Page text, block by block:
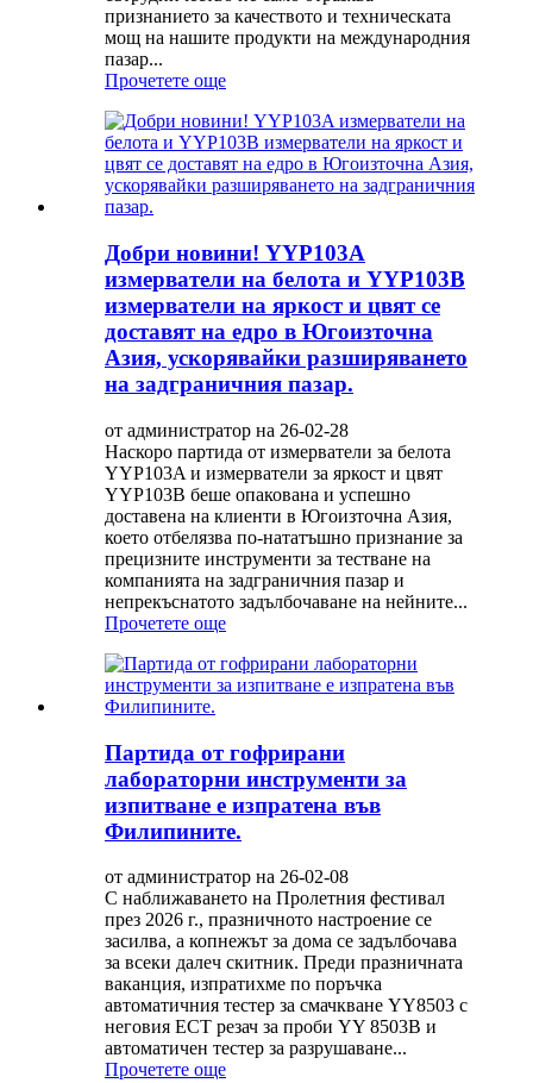
признанието за качеството и техническата
мощ на нашите продукти на международния
пазар...
Прочетете още
Добри новини! YYP103A
измерватели на белота и YYP103B
измерватели на яркост и цвят се
доставят на едро в Югоизточна
Азия, ускорявайки разширяването
на задграничния пазар.
от администратор на 26-02-28
Наскоро партида от измерватели за белота
YYP103A и измерватели за яркост и цвят
YYP103B беше опакована и успешно
доставена на клиенти в Югоизточна Азия,
което отбелязва по-нататъшно признание за
прецизните инструменти за тестване на
компанията на задграничния пазар и
непрекъснатото задълбочаване на нейните...
Прочетете още
Партида от гофрирани
лабораторни инструменти за
изпитване е изпратена във
Филипините.
от администратор на 26-02-08
С наближаването на Пролетния фестивал
през 2026 г., празничното настроение се
засилва, а копнежът за дома се задълбочава
за всеки далеч скитник. Преди празничната
ваканция, изпратихме по поръчка
автоматичния тестер за смачкване YY8503 с
неговия ECT резач за проби YY 8503B и
автоматичен тестер за разрушаване...
Прочетете още